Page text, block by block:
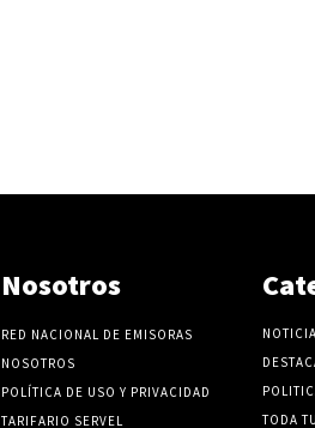
Nosotros
RED NACIONAL DE EMISORAS
NOSOTROS
POLÍTICA DE USO Y PRIVACIDAD
TARIFARIO SERVEL
TODA